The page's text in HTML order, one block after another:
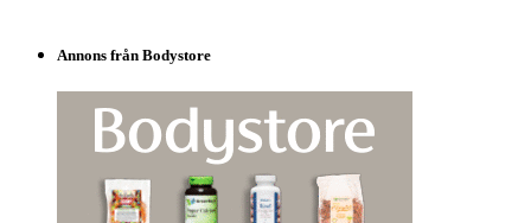
Annons från Bodystore